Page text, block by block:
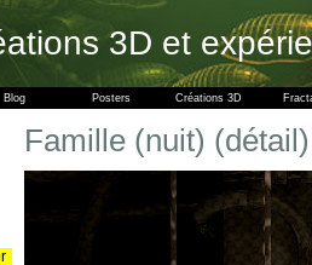
3D et
Blog Posters Créations 3D
Famille (nuit) (détail)